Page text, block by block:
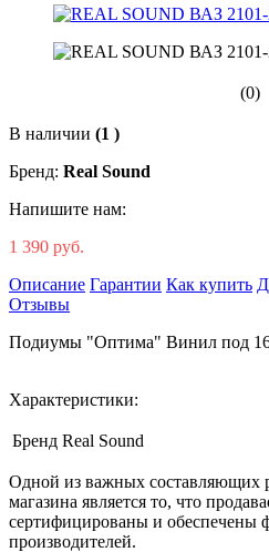
(0)
В наличии (1 )
Бренд: Real Sound
Напишите нам:
1 390 руб.
Описание Гарантии Как купить
Отзывы
Подиумы "Оптима" Винил под
Характеристики:
Бренд Real Sound
Одной из важных составляющих
магазина является то, что
сертифицированы и обеспечены
производителей.